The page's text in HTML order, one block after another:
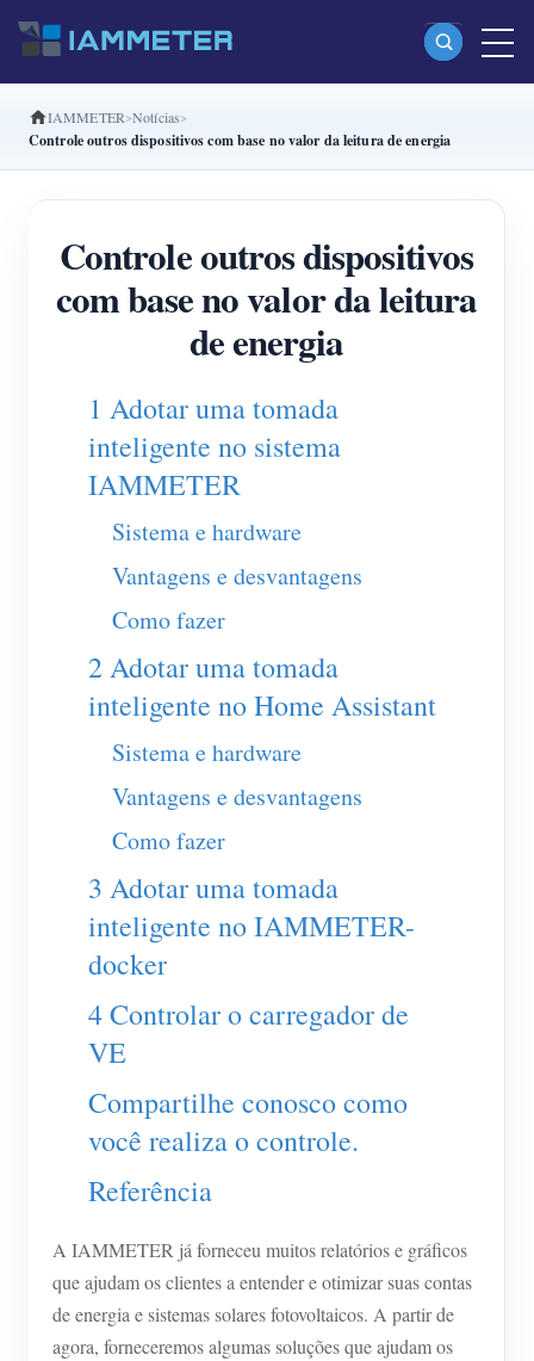
Produtos
Trifásico Medidor de energia Wi-Fi (WEM3080T)
Trifásico Medidor de energia Wi-Fi (WEM3046T)
Trifásico Medidor de energia Wi-Fi (WEM3050T)
Controlador de potência WiFi
IAMMETER Cloud Pro
Serviço de hospedagem própria
Carregador EV
IAMMETER Simulator
Medidor virtual
Sistema de previsão e simulação de energia
Aplicações
Automação residencial
Monitoramento de energia da fábrica
Loja
Recursos
Início rápido do produto
Documento
Vídeo tutorial
FAQ
Blog
Comunidade
Programa de contribuidores
Centro de contribuidores
Atividades IAMMETER
App Loja
Explorar site
Ranking FV
Soluções
Contato
Sobre nós
IAMMETER Notícias
Controle outros dispositivos com base no valor da leitura de energia
Controle outros dispositivos
com base no valor da leitura
de energia
1 Adotar uma tomada
inteligente no sistema
IAMMETER
Sistema e hardware
Vantagens e desvantagens
Como fazer
2 Adotar uma tomada
inteligente no Home Assistant
Sistema e hardware
Vantagens e desvantagens
Como fazer
3 Adotar uma tomada
inteligente no IAMMETER-
docker
4 Controlar o carregador de
VE
Compartilhe conosco como
você realiza o controle.
Referência
A IAMMETER já forneceu muitos relatórios e gráficos
que ajudam os clientes a entender e otimizar suas contas
de energia e sistemas solares fotovoltaicos. A partir de
agora, forneceremos algumas soluções que ajudam os